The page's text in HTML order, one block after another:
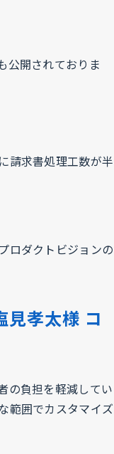
公開されておりま
請求書処理工数が半
ロダクトビジョンの
見孝太様 コ
の負担を軽減してい
範囲でカスタマイズ